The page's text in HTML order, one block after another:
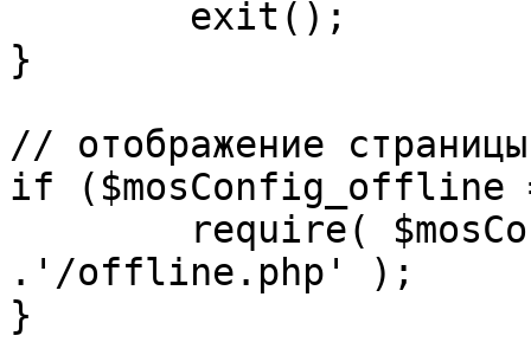
}
// отображение
if ($mosConfig_offline
.'/offline.php' );
}